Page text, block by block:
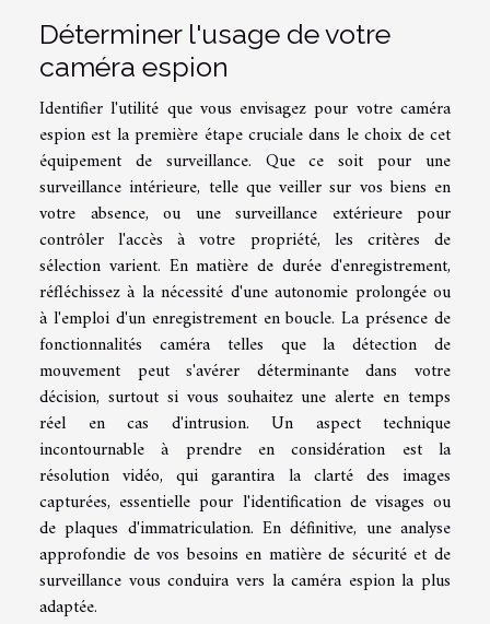
Déterminer l'usage de votre
caméra espion
Identifier l'utilité que vous envisagez pour votre caméra
espion est la première étape cruciale dans le choix de cet
équipement de surveillance. Que ce soit pour une
surveillance intérieure, telle que veiller sur vos biens en
votre absence, ou une surveillance extérieure pour
contrôler l'accès à votre propriété, les critères de
sélection varient. En matière de durée d'enregistrement,
réfléchissez à la nécessité d'une autonomie prolongée ou
à l'emploi d'un enregistrement en boucle. La présence de
fonctionnalités caméra telles que la détection de
mouvement peut s'avérer déterminante dans votre
décision, surtout si vous souhaitez une alerte en temps
réel en cas d'intrusion. Un aspect technique
incontournable à prendre en considération est la
résolution vidéo, qui garantira la clarté des images
capturées, essentielle pour l'identification de visages ou
de plaques d'immatriculation. En définitive, une analyse
approfondie de vos besoins en matière de sécurité et de
surveillance vous conduira vers la caméra espion la plus
adaptée.